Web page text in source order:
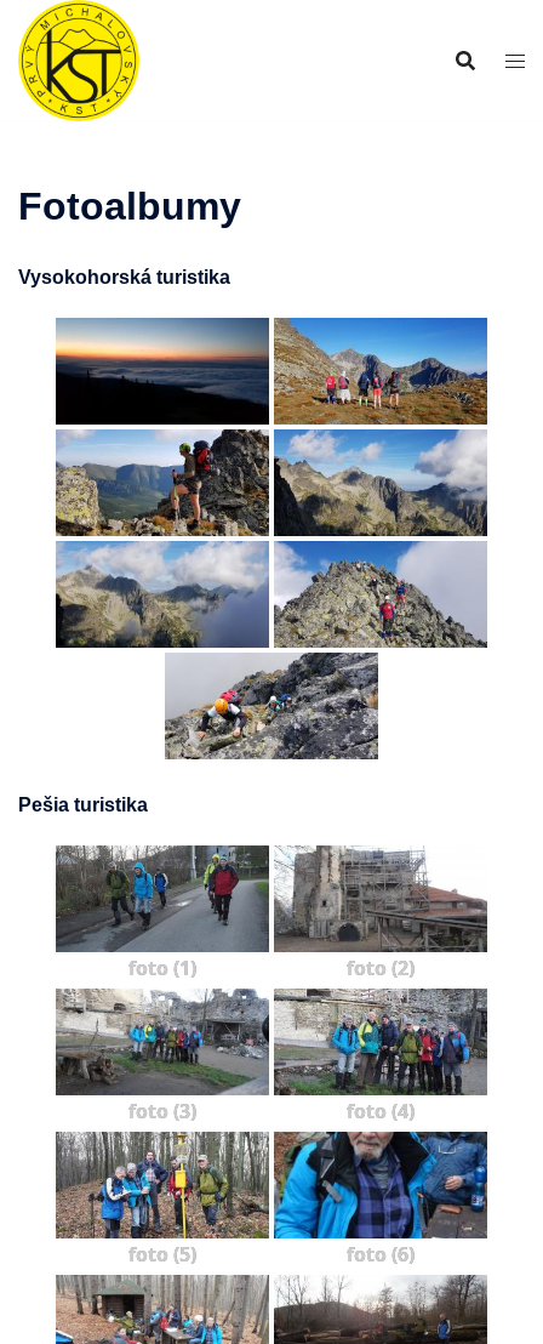
Preskočiť
obsah
Fotoalbumy
Vysokohorská turistika
Pešia turistika
foto (1) foto (2)
foto (3) foto (4)
foto (5) foto (6)